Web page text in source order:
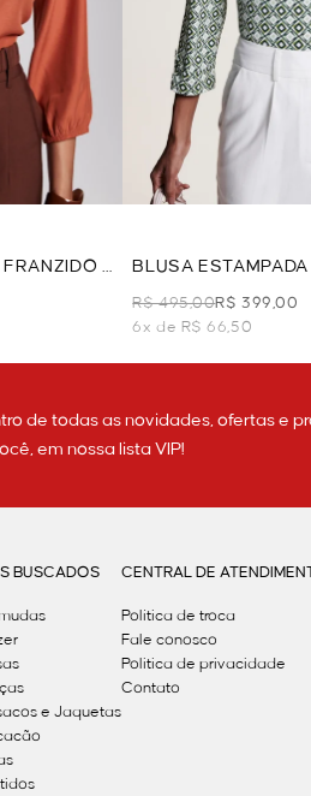
FRANZIDO -
BLUSA
DE CORRENTE -
R$ 495,00R$ 399,00
6x de R$ 66,50
de todas as novidades, ofertas e
em nossa lista VIP!
BUSCADOS
e Jaquetas
CENTRAL DE
Política de troca
Fale conosco
Politica de privacidade
Contato